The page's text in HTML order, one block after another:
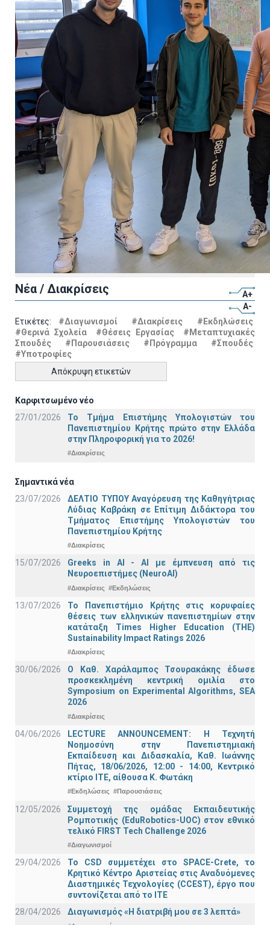
Νέα / Διακρίσεις
A+
A-
Ετικέτες: #Διαγωνισμοί #Διακρίσεις
#Εκδηλώσεις
#Θερινά Σχολεία
#Θέσεις Εργασίας
#Μεταπτυχιακές
Σπουδές
#Παρουσιάσεις #Πρόγραμμα
#Σπουδές
#Υποτροφίες
Απόκρυψη ετικετών
Καρφιτσωμένο νέο
27/01/2026
Το Τμήμα Επιστήμης Υπολογιστών του
Πανεπιστημίου Κρήτης πρώτο στην Ελλάδα
στην Πληροφορική για το 2026!
#Διακρίσεις
Σημαντικά νέα
23/07/2026
ΔΕΛΤΙΟ ΤΥΠΟΥ Αναγόρευση της Καθηγήτριας
Λύδιας Καβράκη σε Επίτιμη Διδάκτορα του
Τμήματος Επιστήμης Υπολογιστών του
Πανεπιστημίου Κρήτης
#Διακρίσεις
15/07/2026
Greeks in AI - ΑΙ με έμπνευση από τις
Νευροεπιστήμες (NeuroAI)
#Διακρίσεις #Εκδηλώσεις
13/07/2026
Το Πανεπιστήμιο Κρήτης στις κορυφαίες
θέσεις των ελληνικών πανεπιστημίων στην
κατάταξη Times Higher Education (ΤΗΕ)
Sustainability Impact Ratings 2026
#Διακρίσεις
30/06/2026
Ο Καθ. Χαράλαμπος Τσουρακάκης έδωσε
προσκεκλημένη κεντρική ομιλία στο
Symposium on Experimental Algorithms, SEA
2026
#Διακρίσεις
04/06/2026
LECTURE ANNOUNCEMENT: Η Τεχνητή
Νοημοσύνη στην Πανεπιστημιακή
Εκπαίδευση και Διδασκαλία, Καθ. Ιωάννης
Πήτας, 18/06/2026, 12:00 - 14:00, Κεντρικό
κτίριο ΙΤΕ, αίθουσα Κ. Φωτάκη
#Εκδηλώσεις #Παρουσιάσεις
12/05/2026
Συμμετοχή της ομάδας Εκπαιδευτικής
Ρομποτικής (EduRobotics-UOC) στον εθνικό
τελικό FIRST Tech Challenge 2026
#Διαγωνισμοί
29/04/2026
Το CSD συμμετέχει στο SPACE-Crete, το
Κρητικό Κέντρο Αριστείας στις Αναδυόμενες
Διαστημικές Τεχνολογίες (CCEST), έργο που
συντονίζεται από το ΙΤΕ
28/04/2026
Διαγωνισμός «Η διατριβή μου σε 3 λεπτά»